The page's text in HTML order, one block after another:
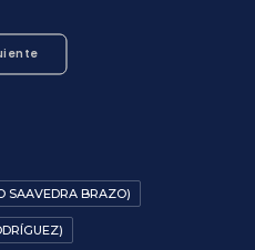
SAAVEDRA BRAZO)